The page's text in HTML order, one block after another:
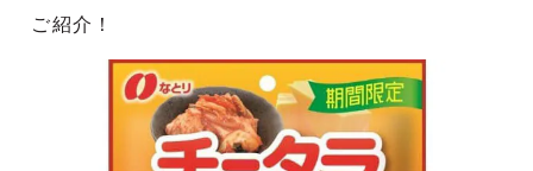
ご紹介！